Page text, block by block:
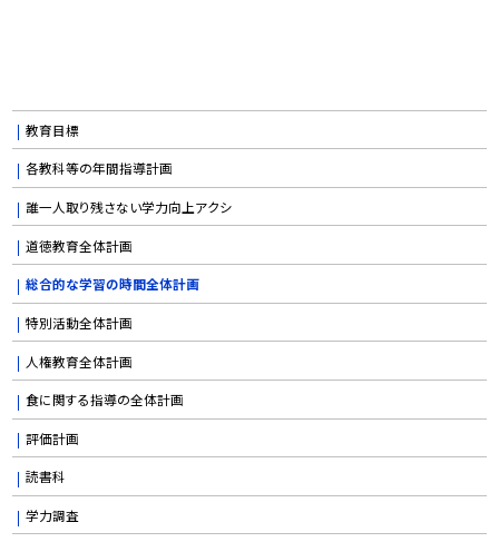
教育目標
各教科等の年間指導計画
誰一人取り残さない学力向上アクシ
道徳教育全体計画
総合的な学習の時間全体計画
特別活動全体計画
人権教育全体計画
食に関する指導の全体計画
評価計画
読書科
学力調査